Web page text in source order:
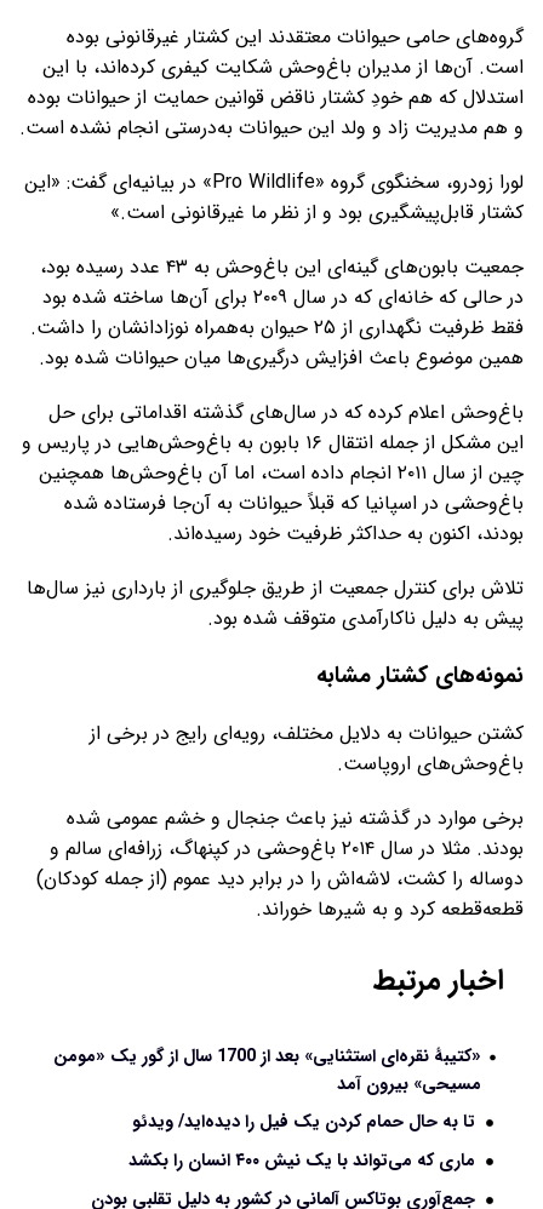
گروه‌های حامی حیوانات معتقدند این کشتار غیرقانونی بوده
است. آن‌ها از مدیران باغ‌وحش شکایت کیفری کرده‌اند، با این
استدلال که هم خودِ کشتار ناقض قوانین حمایت از حیوانات بوده
و هم مدیریت زاد‌ و‌ ولد این حیوانات به‌درستی انجام نشده است.
لورا زودرو، سخنگوی گروه «Pro Wildlife» در بیانیه‌ای گفت: «این
کشتار قابل‌پیشگیری بود و از نظر ما غیرقانونی است.»
جمعیت بابون‌های گینه‌ای این باغ‌وحش به ۴۳ عدد رسیده بود،
در حالی که خانه‌ای که در سال ۲۰۰۹ برای آن‌ها ساخته شده بود
فقط ظرفیت نگهداری از ۲۵ حیوان به‌همراه نوزادانشان را داشت.
همین موضوع باعث افزایش درگیری‌ها میان حیوانات شده بود.
باغ‌وحش اعلام کرده که در سال‌های گذشته اقداماتی برای حل
این مشکل از جمله انتقال ۱۶ بابون به باغ‌وحش‌هایی در پاریس و
چین از سال ۲۰۱۱ انجام داده است، اما آن باغ‌وحش‌ها همچنین
باغ‌وحشی در اسپانیا که قبلاً حیوانات به آن‌جا فرستاده شده
بودند، اکنون به حداکثر ظرفیت خود رسیده‌اند.
تلاش برای کنترل جمعیت از طریق جلوگیری از بارداری نیز سال‌ها
پیش به دلیل ناکارآمدی متوقف شده بود.
نمونه‌های کشتار مشابه
کشتن حیوانات به دلایل مختلف، رویه‌ای رایج در برخی از
باغ‌وحش‌های اروپاست.
برخی موارد در گذشته نیز باعث جنجال و خشم عمومی شده‌
بودند. مثلا در سال ۲۰۱۴ باغ‌وحشی در کپنهاگ، زرافه‌ای سالم و
دوساله را کشت، لاشه‌اش را در برابر دید عموم (از جمله کودکان)
قطعه‌قطعه کرد و به شیرها خوراند.
اخبار مرتبط
«کتیبۀ نقره‌ای استثنایی» بعد از 1700 سال از گور یک «مومن
مسیحی» بیرون آمد
تا به حال حمام کردن یک فیل را دیده‌اید/ ویدئو
ماری که می‌تواند با یک نیش ۴۰۰ انسان را بکشد
جمع‌آوری بوتاکس آلمانی در کشور به دلیل تقلبی بودن